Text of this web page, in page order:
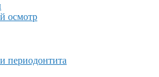
осмотр
периодонтита